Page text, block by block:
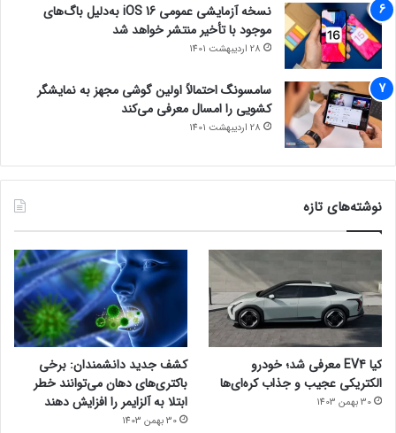
نسخه آزمایشی عمومی iOS 16 به‌دلیل باگ‌های
موجود با تأخیر منتشر خواهد شد
28 اردیبهشت 1401
سامسونگ احتمالاً اولین گوشی مجهز به نمایشگر
کشویی را امسال معرفی می‌کند
28 اردیبهشت 1401
نوشته‌های تازه
کیا EV4 معرفی شد؛ خودرو
الکتریکی عجیب و جذاب کره‌ای‌ها
30 بهمن 1403
کشف جدید دانشمندان: برخی
باکتری‌های دهان می‌توانند خطر
ابتلا به آلزایمر را افزایش دهند
30 بهمن 1403